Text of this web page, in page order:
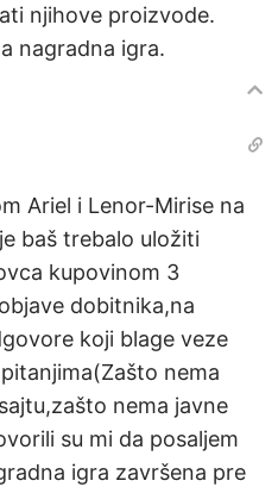
njihove proizvode.
nagradna igra.
Ariel i Lenor-Mirise na
baš trebalo uložiti
kupovinom 3
dobitnika,na
koji blage veze
nema
nema javne
su mi da posaljem
igra završena pre